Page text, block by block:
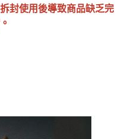
封使用後導致商品缺乏完